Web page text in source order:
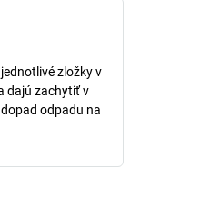
zložky v
dajú zachytiť v
odpadu na